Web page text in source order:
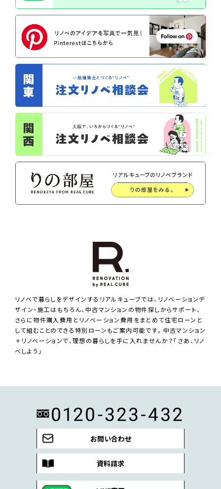
リノベで暮らしをデザインするリアルキューブでは、リノベーションデ
ザイン・施工はもちろん、中古マンションの物件探しからサポート、
さらに物件購入費用とリノベーション費用をまとめて住宅ローンと
して組むことのできる特別ローンもご案内可能です。中古マンション
＋リノベーションで、理想の暮らしを手に入れませんか？「さあ、リノ
ベしよう」
お問い合わせ
資料請求